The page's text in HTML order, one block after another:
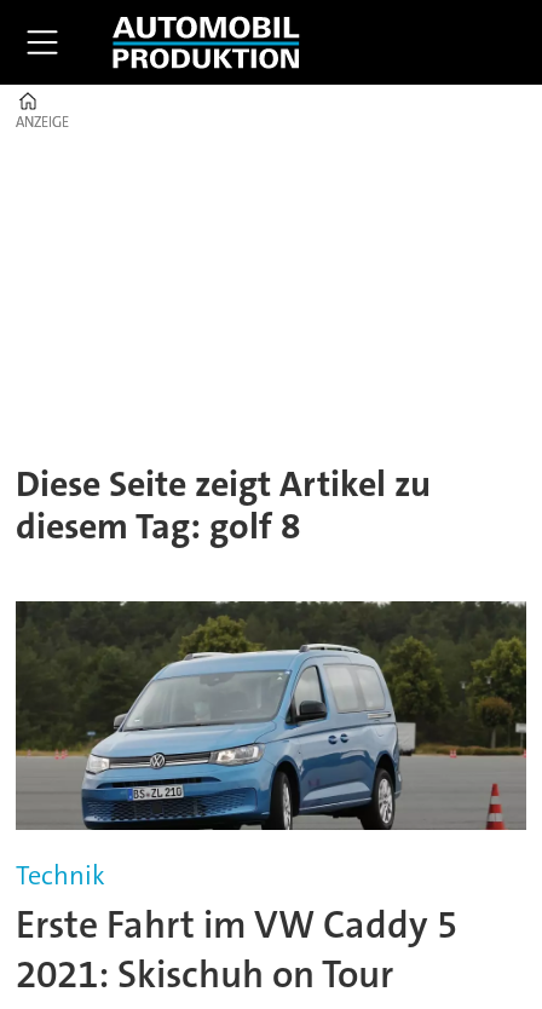
ANZEIGE
ANZEIGE
Diese Seite zeigt Artikel zu
diesem Tag: golf 8
Technik
Erste Fahrt im VW Caddy 5
2021: Skischuh on Tour